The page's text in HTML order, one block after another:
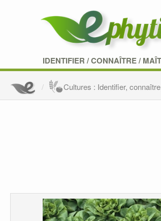
IDENTIFIER /CONNAÎTRE/
Cultures : Identifier,